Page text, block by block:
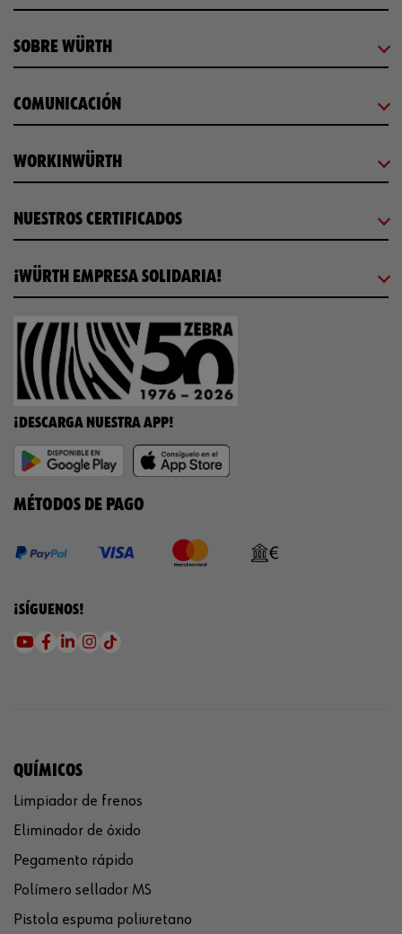
SOBRE WÜRTH
COMUNICACIÓN
WORKINWÜRTH
NUESTROS CERTIFICADOS
¡WÜRTH EMPRESA SOLIDARIA!
¡DESCARGA NUESTRA APP!
MÉTODOS DE PAGO
¡SÍGUENOS!
QUÍMICOS
Limpiador de frenos
Eliminador de óxido
Pegamento rápido
Polímero sellador MS
Pistola espuma poliuretano